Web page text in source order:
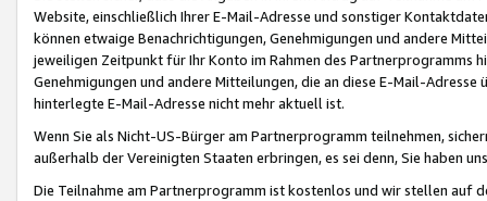
Website, einschließlich Ihrer E-Mail-Adresse und sonstiger
können etwaige Benachrichtigungen, Genehmigungen und andere
jeweiligen Zeitpunkt für Ihr Konto im Rahmen des Partnerprogramms
Genehmigungen und andere Mitteilungen, die an diese E-Mail-
hinterlegte E-Mail-Adresse nicht mehr aktuell ist.
Wenn Sie als Nicht-US-Bürger am Partnerprogramm teilnehmen,
außerhalb der Vereinigten Staaten erbringen, es sei denn, Sie haben
Die Teilnahme am Partnerprogramm ist kostenlos und wir stellen auf